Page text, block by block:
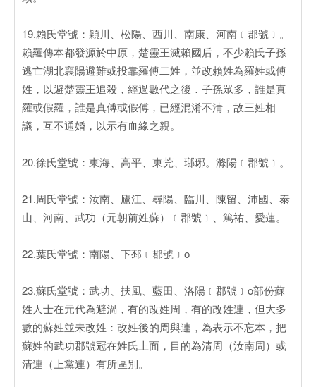
19.賴氏堂號：穎川、松陽、西川、南康、河南﹝郡號﹞。
賴羅傳本都發源於中原，楚靈王滅賴國后，不少賴氏子孫
逃亡湖北襄陽避難或投靠羅傅二姓，並改賴姓為羅姓或傅
姓，以避楚靈王追殺，經過數代之後．子孫眾多，誰是真
羅或假羅，誰是真傅或假傅，已經混淆不清，故三姓相
議，互不通婚，以示有血緣之親。
20.徐氏堂號：東海、高平、東莞、瑯琊。滌陽﹝郡號﹞。
21.周氏堂號：汝南、廬江、尋陽、臨川、陳留、沛國、泰
山、河南、武功（元朝前姓蘇）﹝郡號﹞、篤祐、愛蓮。
22.葉氏堂號：南陽、下邳﹝郡號﹞o
23.蘇氏堂號：武功、扶風、藍田、洛陽﹝郡號﹞o部份蘇
姓人士在元代為避渦，有的改姓周，有的改姓連，但大多
數的蘇姓並未改姓：改姓後的周與連，為表示不忘本，把
蘇姓的武功郡號冠在姓氏上面，目的為清周（汝南周）或
清連（上黨連）有所區別。